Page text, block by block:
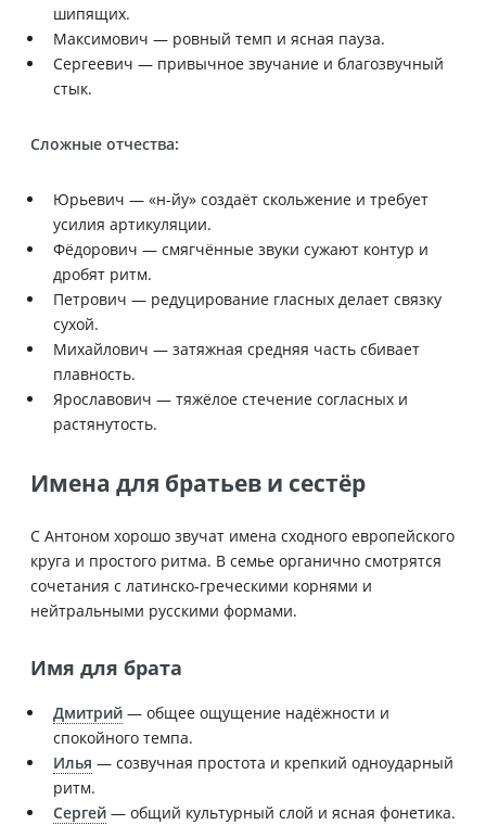
шипящих.
Максимович — ровный темп и ясная пауза.
Сергеевич — привычное звучание и благозвучный
стык.
Сложные отчества:
Юрьевич — «н-йу» создаёт скольжение и требует
усилия артикуляции.
Фёдорович — смягчённые звуки сужают контур и
дробят ритм.
Петрович — редуцирование гласных делает связку
сухой.
Михайлович — затяжная средняя часть сбивает
плавность.
Ярославович — тяжёлое стечение согласных и
растянутость.
Имена для братьев и сестёр
С Антоном хорошо звучат имена сходного европейского
круга и простого ритма. В семье органично смотрятся
сочетания с латинско‑греческими корнями и
нейтральными русскими формами.
Имя для брата
Дмитрий — общее ощущение надёжности и
спокойного темпа.
Илья — созвучная простота и крепкий одноударный
ритм.
Сергей — общий культурный слой и ясная фонетика.